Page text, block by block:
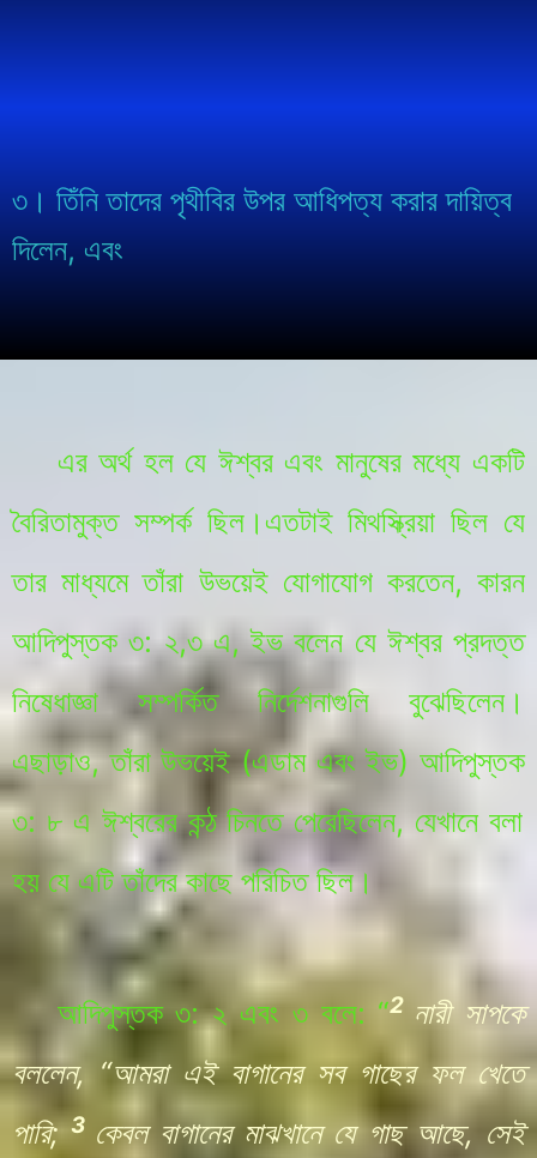
এর অর্থ হল যে ঈশ্বর এবং মানুষের মধ্যে একটি
বৈরিতামুক্ত সম্পর্ক ছিল।এতটাই মিথস্ক্রিয়া ছিল যে
তার মাধ্যমে তাঁরা উভয়েই যোগাযোগ করতেন, কারন
আদিপুস্তক৩: ২,৩ এ, ইভ বলেন যে ঈশ্বর প্রদত্ত
নিষেধাজ্ঞা সম্পর্কিত নির্দেশনাগুলি বুঝেছিলেন।
এছাড়াও, তাঁরা উভয়েই (এডাম এবং ইভ) আদিপুস্তক
৩: ৮ এ ঈশ্বরের কন্ঠ চিনতে পেরেছিলেন, যেখানে বলা
হয় যে এটি তাঁদের কাছে পরিচিত ছিল।
আদিপুস্তক৩: ২ এবং ৩ বলে: “2 নারী সাপকে
বললেন, “আমরা এই বাগানের সব গাছের ফল খেতে
পারি;3 কেবল বাগানের মাঝখানে যে গাছ আছে, সেই